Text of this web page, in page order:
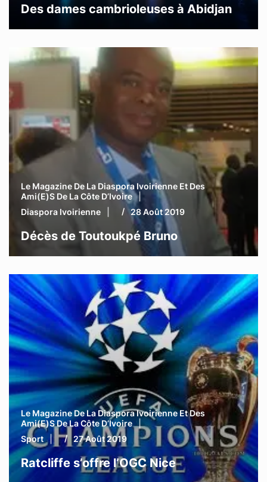
Des dames cambrioleuses à Abidjan
Le Magazine De La Diaspora Ivoirienne Et Des
Ami(e)s De La Côte D’Ivoire
Diaspora Ivoirienne
28 Août 2019
Décès de Toutoukpé Bruno
Le Magazine De La Diaspora Ivoirienne Et Des
Ami(e)s De La Côte D’Ivoire
Sport
27 Août 2019
Ratcliffe s’offre l’OGC Nice